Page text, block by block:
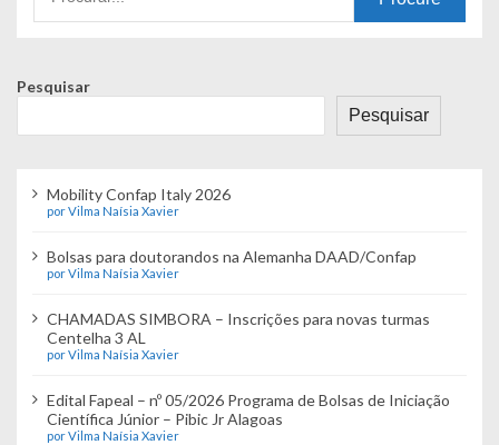
Pesquisar
Pesquisar
Mobility Confap Italy 2026
por Vilma Naísia Xavier
Bolsas para doutorandos na Alemanha DAAD/Confap
por Vilma Naísia Xavier
CHAMADAS SIMBORA – Inscrições para novas turmas
Centelha 3 AL
por Vilma Naísia Xavier
Edital Fapeal – nº 05/2026 Programa de Bolsas de Iniciação
Científica Júnior – Pibic Jr Alagoas
por Vilma Naísia Xavier